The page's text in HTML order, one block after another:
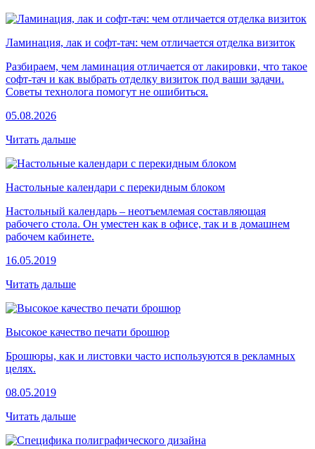
Ламинация, лак и софт-тач: чем отличается отделка визиток
Разбираем, чем ламинация отличается от лакировки, что такое
софт-тач и как выбрать отделку визиток под ваши задачи.
Советы технолога помогут не ошибиться.
05.08.2026
Читать дальше
Настольные календари с перекидным блоком
Настольный календарь – неотъемлемая составляющая
рабочего стола. Он уместен как в офисе, так и в домашнем
рабочем кабинете.
16.05.2019
Читать дальше
Высокое качество печати брошюр
Брошюры, как и листовки часто используются в рекламных
целях.
08.05.2019
Читать дальше